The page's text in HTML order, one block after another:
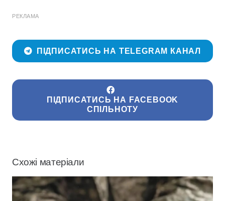
РЕКЛАМА
ПІДПИСАТИСЬ НА TELEGRAM КАНАЛ
ПІДПИСАТИСЬ НА FACEBOOK
СПІЛЬНОТУ
Схожі матеріали